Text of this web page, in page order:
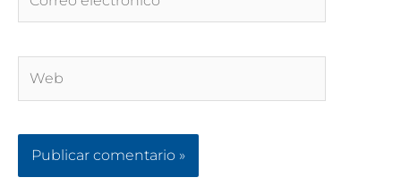
electrónico*